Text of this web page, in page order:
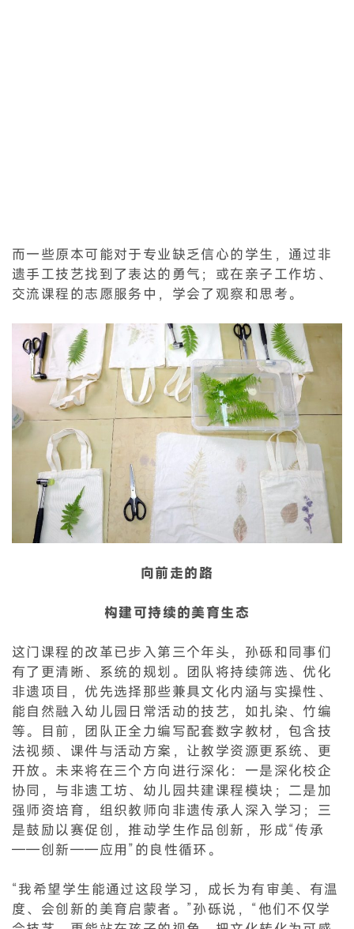
而一些原本可能对于专业缺乏信心的学生，通过非
遗手工技艺找到了表达的勇气；或在亲子工作坊、
交流课程的志愿服务中，学会了观察和思考。
向前走的路
构建可持续的美育生态
这门课程的改革已步入第三个年头，孙砾和同事们
有了更清晰、系统的规划。团队将持续筛选、优化
非遗项目，优先选择那些兼具文化内涵与实操性、
能自然融入幼儿园日常活动的技艺，如扎染、竹编
等。目前，团队正全力编写配套数字教材，包含技
法视频、课件与活动方案，让教学资源更系统、更
开放。未来将在三个方向进行深化：一是深化校企
协同，与非遗工坊、幼儿园共建课程模块；二是加
强师资培育，组织教师向非遗传承人深入学习；三
是鼓励以赛促创，推动学生作品创新，形成“传承
——创新——应用”的良性循环。
“我希望学生能通过这段学习，成长为有审美、有温
度、会创新的美育启蒙者。”孙砾说，“他们不仅学